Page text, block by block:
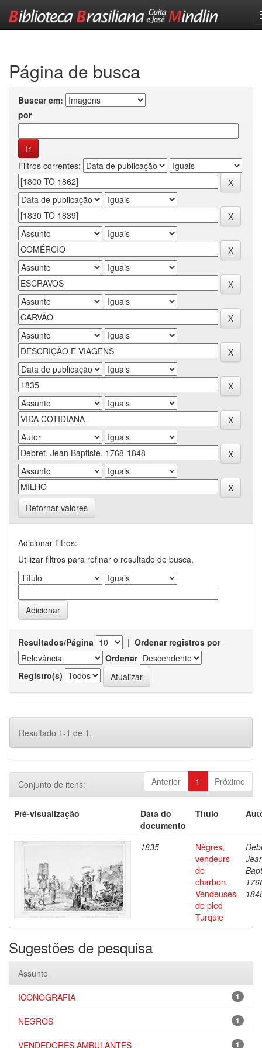
Página de busca
Buscar em:
por
Filtros correntes:
Retornar valores
Adicionar filtros:
Utilizar filtros para refinar o resultado de busca.
Resultados/Página | Ordenar registros por
Ordenar
Registro(s)
Resultado 1-1 de 1.
Anterior 1 Próximo
Conjunto de itens:
Pré-visualização
Data do
documento
Título
1835
Nègres,
vendeurs
de
charbon.
Vendeuses
de pled
Turquie
Sugestões de pesquisa
Assunto
1
ICONOGRAFIA
1
NEGROS
1
VENDEDORES AMBULANTES